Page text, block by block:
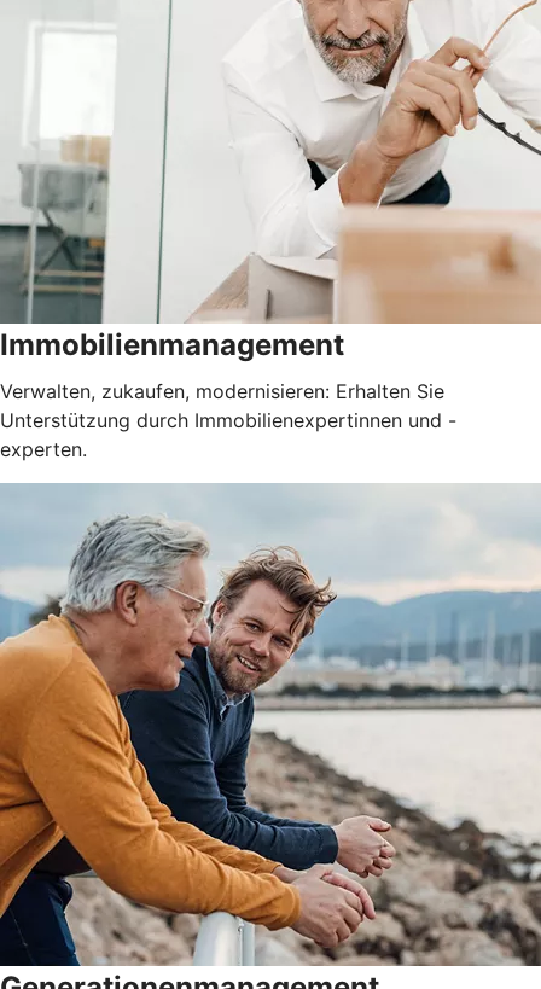
Immobilienmanagement
Verwalten, zukaufen, modernisieren: Erhalten Sie
Unterstützung durch Immobilienexpertinnen und -
experten.